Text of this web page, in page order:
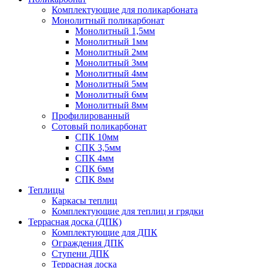
Комплектующие для поликарбоната
Монолитный поликарбонат
Монолитный 1,5мм
Монолитный 1мм
Монолитный 2мм
Монолитный 3мм
Монолитный 4мм
Монолитный 5мм
Монолитный 6мм
Монолитный 8мм
Профилированный
Сотовый поликарбонат
СПК 10мм
СПК 3,5мм
СПК 4мм
СПК 6мм
СПК 8мм
Теплицы
Каркасы теплиц
Комплектующие для теплиц и грядки
Террасная доска (ДПК)
Комплектующие для ДПК
Ограждения ДПК
Ступени ДПК
Террасная доска